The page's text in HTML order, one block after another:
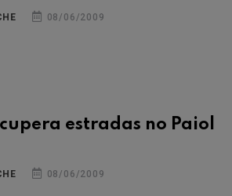
08/06/2009
estradas no Paiol
08/06/2009